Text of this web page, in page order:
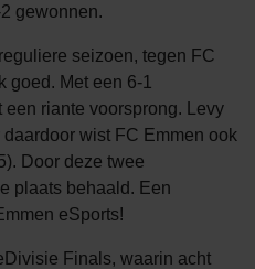
gewonnen.
seizoen, tegen FC
goed. Met een 6-1
riante voorsprong. Levy
wist FC Emmen ook
Door deze twee
plaats behaald. Een
eSports!
Finals, waarin acht